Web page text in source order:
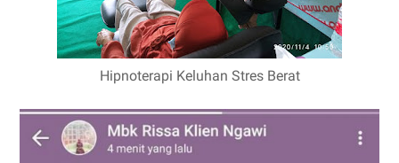
Hipnoterapi Keluhan Stres Berat